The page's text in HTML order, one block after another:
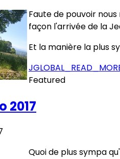
Faute de pouvoir
façon l'arrivée de la
Et la manière la plus
Featured
2017
Quoi de plus sympa